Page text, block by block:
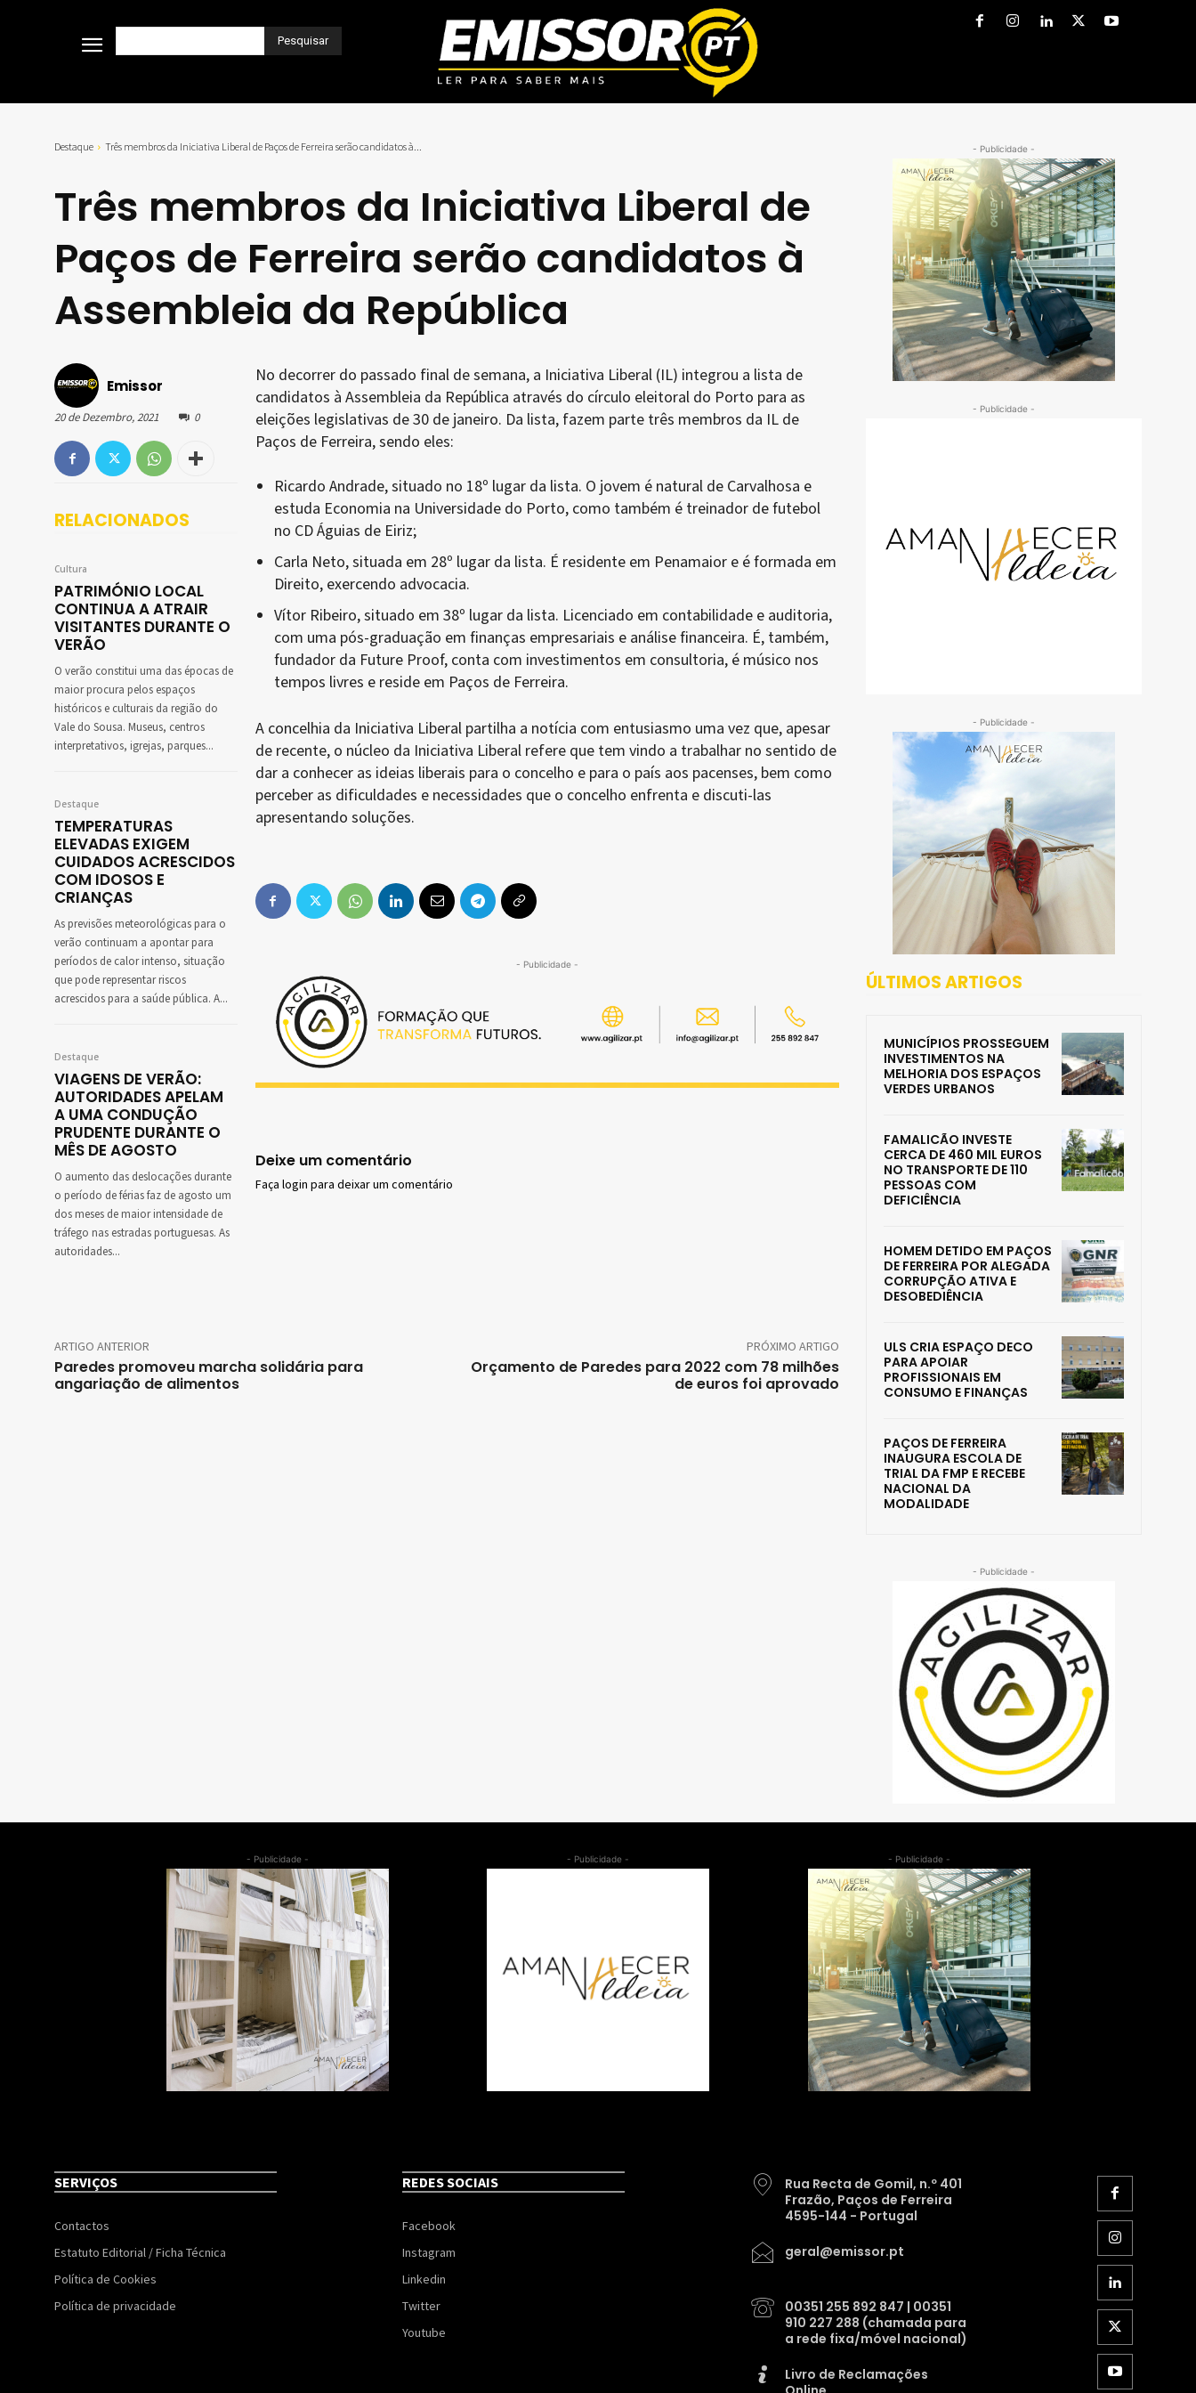
Pesquisar
Destaque Três membros da Iniciativa Liberal de Paços de Ferreira serão candidatos à...
Três membros da Iniciativa Liberal de
Paços de Ferreira serão candidatos à
Assembleia da República
Emissor
20 de Dezembro, 2021 0
RELACIONADOS
Cultura
PATRIMÓNIO LOCAL
CONTINUA A ATRAIR
VISITANTES DURANTE O
VERÃO
O verão constitui uma das épocas de
maior procura pelos espaços
históricos e culturais da região do
Vale do Sousa. Museus, centros
interpretativos, igrejas, parques...
Destaque
TEMPERATURAS
ELEVADAS EXIGEM
CUIDADOS ACRESCIDOS
COM IDOSOS E
CRIANÇAS
As previsões meteorológicas para o
verão continuam a apontar para
períodos de calor intenso, situação
que pode representar riscos
acrescidos para a saúde pública. A...
Destaque
VIAGENS DE VERÃO:
AUTORIDADES APELAM
A UMA CONDUÇÃO
PRUDENTE DURANTE O
MÊS DE AGOSTO
O aumento das deslocações durante
o período de férias faz de agosto um
dos meses de maior intensidade de
tráfego nas estradas portuguesas. As
autoridades...
No decorrer do passado final de semana, a Iniciativa Liberal (IL) integrou a lista de
candidatos à Assembleia da República através do círculo eleitoral do Porto para as
eleições legislativas de 30 de janeiro. Da lista, fazem parte três membros da IL de
Paços de Ferreira, sendo eles:
Ricardo Andrade, situado no 18º lugar da lista. O jovem é natural de Carvalhosa e
estuda Economia na Universidade do Porto, como também é treinador de futebol
no CD Águias de Eiriz;
Carla Neto, situada em 28º lugar da lista. É residente em Penamaior e é formada em
Direito, exercendo advocacia.
Vítor Ribeiro, situado em 38º lugar da lista. Licenciado em contabilidade e auditoria,
com uma pós-graduação em finanças empresariais e análise financeira. É, também,
fundador da Future Proof, conta com investimentos em consultoria, é músico nos
tempos livres e reside em Paços de Ferreira.
A concelhia da Iniciativa Liberal partilha a notícia com entusiasmo uma vez que, apesar
de recente, o núcleo da Iniciativa Liberal refere que tem vindo a trabalhar no sentido de
dar a conhecer as ideias liberais para o concelho e para o país aos pacenses, bem como
perceber as dificuldades e necessidades que o concelho enfrenta e discuti-las
apresentando soluções.
- Publicidade -
Deixe um comentário
Faça login para deixar um comentário
ARTIGO ANTERIOR
Paredes promoveu marcha solidária para
angariação de alimentos
PRÓXIMO ARTIGO
Orçamento de Paredes para 2022 com 78 milhões
de euros foi aprovado
- Publicidade -
- Publicidade -
- Publicidade -
ÚLTIMOS ARTIGOS
MUNICÍPIOS PROSSEGUEM
INVESTIMENTOS NA
MELHORIA DOS ESPAÇOS
VERDES URBANOS
FAMALICÃO INVESTE
CERCA DE 460 MIL EUROS
NO TRANSPORTE DE 110
PESSOAS COM
DEFICIÊNCIA
HOMEM DETIDO EM PAÇOS
DE FERREIRA POR ALEGADA
CORRUPÇÃO ATIVA E
DESOBEDIÊNCIA
ULS CRIA ESPAÇO DECO
PARA APOIAR
PROFISSIONAIS EM
CONSUMO E FINANÇAS
PAÇOS DE FERREIRA
INAUGURA ESCOLA DE
TRIAL DA FMP E RECEBE
NACIONAL DA
MODALIDADE
- Publicidade -
- Publicidade - - Publicidade - - Publicidade -
SERVIÇOS
Contactos
Estatuto Editorial / Ficha Técnica
Política de Cookies
Política de privacidade
REDES SOCIAIS
Facebook
Instagram
Linkedin
Twitter
Youtube
Rua Recta de Gomil, n.º 401
Frazão, Paços de Ferreira
4595-144 - Portugal
geral@emissor.pt
00351 255 892 847 | 00351
910 227 288 (chamada para
a rede fixa/móvel nacional)
Livro de Reclamações